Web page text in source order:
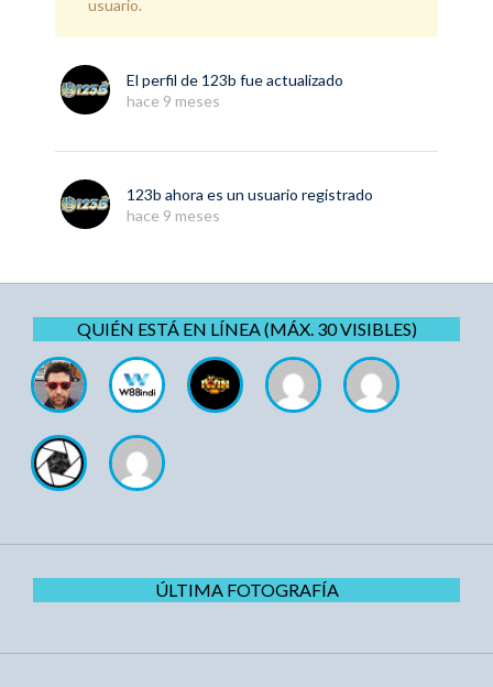
usuario.
El perfil de 123b fue actualizado
hace 9 meses
123b ahora es un usuario registrado
hace 9 meses
QUIÉN ESTÁ EN LÍNEA (MÁX. 30 VISIBLES)
ÚLTIMA FOTOGRAFÍA